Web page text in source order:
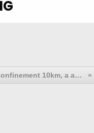
décisions sanitaires confinement 10km, a appliquer